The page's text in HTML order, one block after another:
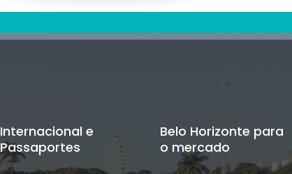
Internacional e
Passaportes
Belo Horizonte para
o mercado